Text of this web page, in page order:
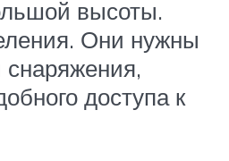
высоты.
Они нужны
снаряжения,
доступа к